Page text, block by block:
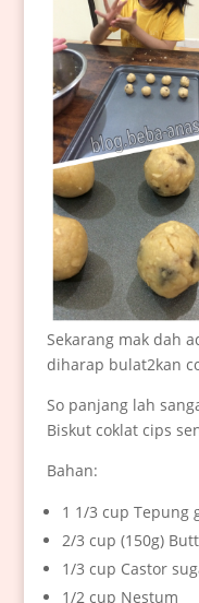
Sekarang mak dah
diharap bulat2kan
So panjang lah
Biskut coklat cips
Bahan:
1 1/3 cup Tepung
2/3 cup (150g)
1/3 cup Castor
1/2 cup Nestum